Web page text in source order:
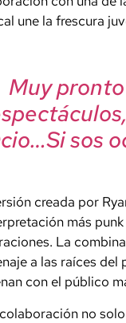
une la frescura
Muy
sos
creada por
más
La
a las raíces
con el público
no